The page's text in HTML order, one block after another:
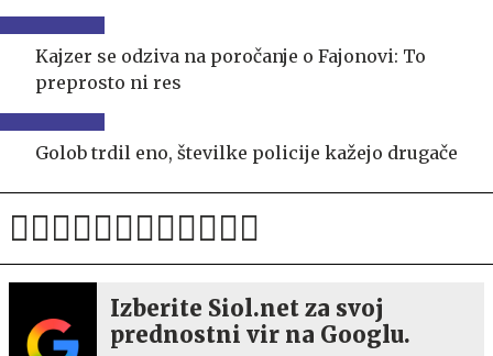
Kajzer se odziva na poročanje o Fajonovi: To
preprosto ni res
Golob trdil eno, številke policije kažejo drugače
Izberite Siol.net za svoj
prednostni vir na Googlu.